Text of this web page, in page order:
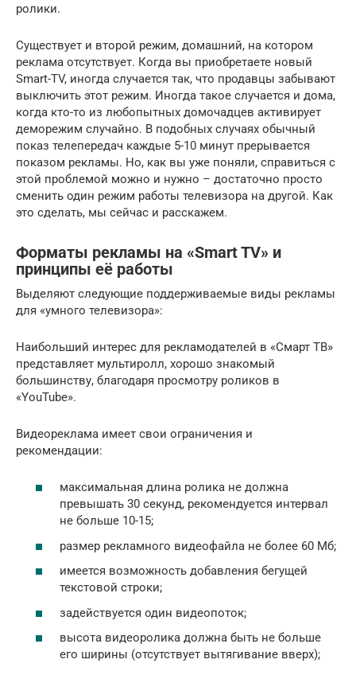
ролики.
Существует и второй режим, домашний, на котором
реклама отсутствует. Когда вы приобретаете новый
Smart-TV, иногда случается так, что продавцы забывают
выключить этот режим. Иногда такое случается и дома,
когда кто-то из любопытных домочадцев активирует
деморежим случайно. В подобных случаях обычный
показ телепередач каждые 5-10 минут прерывается
показом рекламы. Но, как вы уже поняли, справиться с
этой проблемой можно и нужно – достаточно просто
сменить один режим работы телевизора на другой. Как
это сделать, мы сейчас и расскажем.
Форматы рекламы на «Smart TV» и
принципы её работы
Выделяют следующие поддерживаемые виды рекламы
для «умного телевизора»:
Наибольший интерес для рекламодателей в «Смарт ТВ»
представляет мультиролл, хорошо знакомый
большинству, благодаря просмотру роликов в
«YouTube».
Видеореклама имеет свои ограничения и
рекомендации:
максимальная длина ролика не должна
превышать 30 секунд, рекомендуется интервал
не больше 10-15;
размер рекламного видеофайла не более 60 Мб;
имеется возможность добавления бегущей
текстовой строки;
задействуется один видеопоток;
высота видеоролика должна быть не больше
его ширины (отсутствует вытягивание вверх);